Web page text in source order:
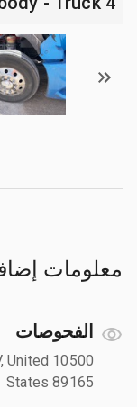
معلومات
الفحوصات
United
States 89165